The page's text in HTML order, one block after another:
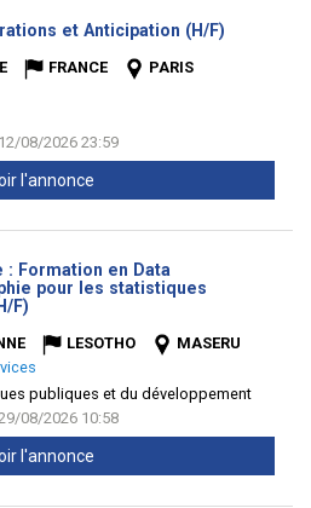
et Anticipation (H/F)
FRANCE
PARIS
08/2026 23:59
l'annonce
Formation en Data
pour les statistiques
F)
LESOTHO
MASERU
publiques et du développement
08/2026 10:58
l'annonce